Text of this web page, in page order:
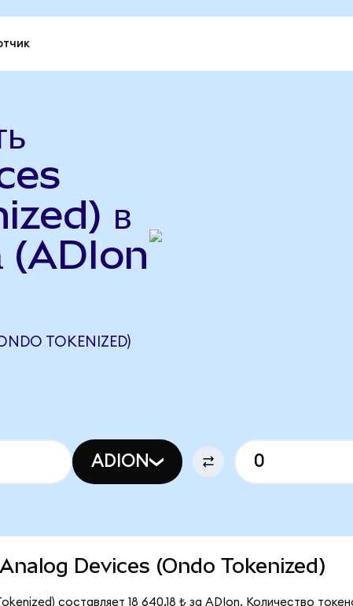
в
(ADIon
TOKENIZED)
ADION
Analog Devices (Ondo Tokenized)
составляет 18 640,18 ₺ за ADIon. Количество